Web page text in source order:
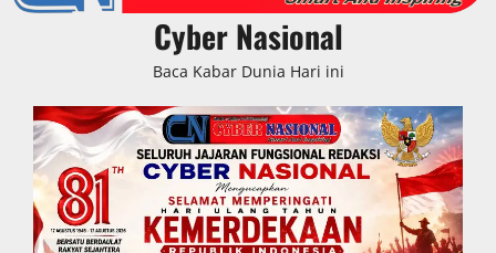
Cyber Nasional
Baca Kabar Dunia Hari ini